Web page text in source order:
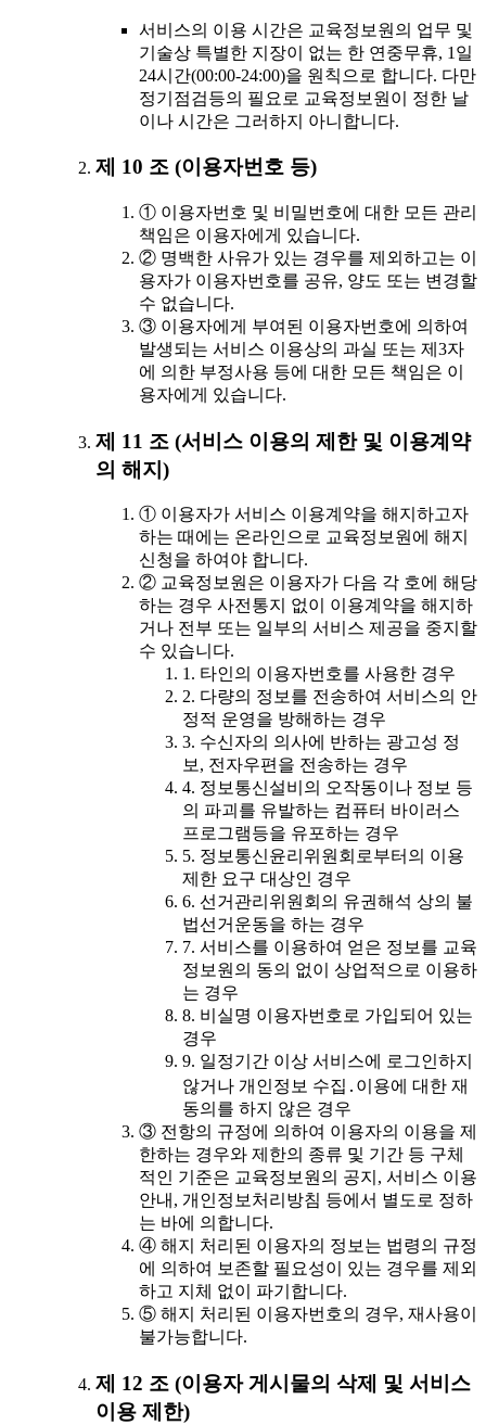
서비스의 이용 시간은 교육정보원의 업무 및
기술상 특별한 지장이 없는 한 연중무휴, 1일
24시간(00:00-24:00)을 원칙으로 합니다. 다만
정기점검등의 필요로 교육정보원이 정한 날
이나 시간은 그러하지 아니합니다.
제 10 조 (이용자번호 등)
① 이용자번호 및 비밀번호에 대한 모든 관리
책임은 이용자에게 있습니다.
② 명백한 사유가 있는 경우를 제외하고는 이
용자가 이용자번호를 공유, 양도 또는 변경할
수 없습니다.
③ 이용자에게 부여된 이용자번호에 의하여
발생되는 서비스 이용상의 과실 또는 제3자
에 의한 부정사용 등에 대한 모든 책임은 이
용자에게 있습니다.
제 11 조 (서비스 이용의 제한 및 이용계약
의 해지)
① 이용자가 서비스 이용계약을 해지하고자
하는 때에는 온라인으로 교육정보원에 해지
신청을 하여야 합니다.
② 교육정보원은 이용자가 다음 각 호에 해당
하는 경우 사전통지 없이 이용계약을 해지하
거나 전부 또는 일부의 서비스 제공을 중지할
수 있습니다.
1. 타인의 이용자번호를 사용한 경우
2. 다량의 정보를 전송하여 서비스의 안
정적 운영을 방해하는 경우
3. 수신자의 의사에 반하는 광고성 정
보, 전자우편을 전송하는 경우
4. 정보통신설비의 오작동이나 정보 등
의 파괴를 유발하는 컴퓨터 바이러스
프로그램등을 유포하는 경우
5. 정보통신윤리위원회로부터의 이용
제한 요구 대상인 경우
6. 선거관리위원회의 유권해석 상의 불
법선거운동을 하는 경우
7. 서비스를 이용하여 얻은 정보를 교육
정보원의 동의 없이 상업적으로 이용하
는 경우
8. 비실명 이용자번호로 가입되어 있는
경우
9. 일정기간 이상 서비스에 로그인하지
않거나 개인정보 수집․이용에 대한 재
동의를 하지 않은 경우
③ 전항의 규정에 의하여 이용자의 이용을 제
한하는 경우와 제한의 종류 및 기간 등 구체
적인 기준은 교육정보원의 공지, 서비스 이용
안내, 개인정보처리방침 등에서 별도로 정하
는 바에 의합니다.
④ 해지 처리된 이용자의 정보는 법령의 규정
에 의하여 보존할 필요성이 있는 경우를 제외
하고 지체 없이 파기합니다.
⑤ 해지 처리된 이용자번호의 경우, 재사용이
불가능합니다.
제 12 조 (이용자 게시물의 삭제 및 서비스
이용 제한)